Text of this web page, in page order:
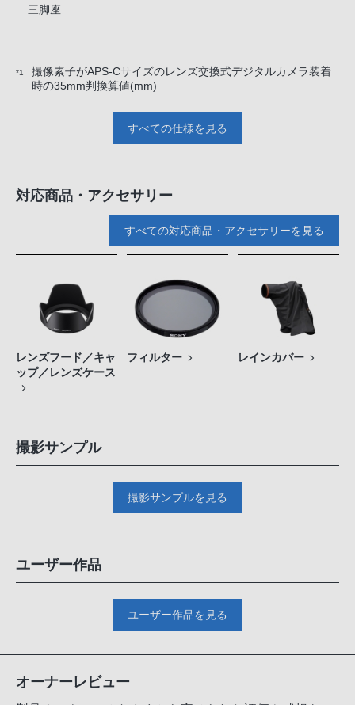
三脚座
*1
撮像素子がAPS-Cサイズのレンズ交換式デジタルカメラ装着
時の35mm判換算値(mm)
すべての仕様を見る
対応商品・アクセサリー
すべての対応商品・アクセサリーを見る
レンズフード／キャ
ップ／レンズケース
フィルター レインカバー
撮影サンプル
撮影サンプルを見る
ユーザー作品
ユーザー作品を見る
オーナーレビュー